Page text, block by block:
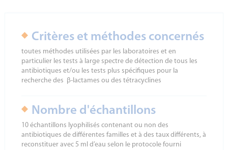
Critères et méthodes concernés
toutes méthodes utilisées par les laboratoires et en
particulier les tests à large spectre de détection de tous les
antibiotiques et/ou les tests plus spécifiques pour la
recherche des β-lactames ou des tétracyclines
Nombre d'échantillons
10 échantillons lyophilisés contenant ou non des
antibiotiques de différentes familles et à des taux différents, à
reconstituer avec 5 ml d’eau selon le protocole fourni